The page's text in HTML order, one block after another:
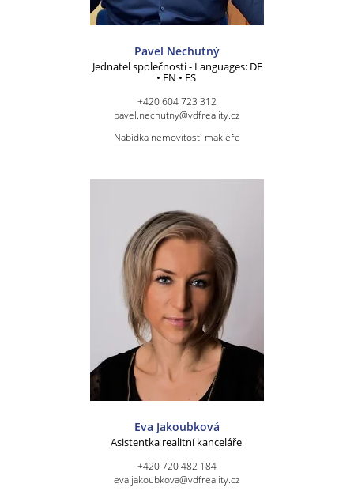
Pavel Nechutný
Jednatel společnosti - Languages: DE
• EN • ES
+420 604 723 312
pavel.nechutny@vdfreality.cz
Nabídka nemovitostí makléře
Eva Jakoubková
Asistentka realitní kanceláře
+420 720 482 184
eva.jakoubkova@vdfreality.cz